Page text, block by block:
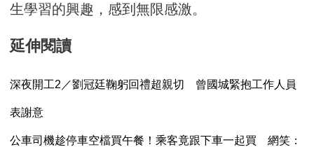
生學習的興趣，感到無限感激。
延伸閱讀
深夜開工2／劉冠廷鞠躬回禮超親切 曾國城緊抱工作人員
表謝意
公車司機趁停車空檔買午餐！乘客竟跟下車一起買 網笑：